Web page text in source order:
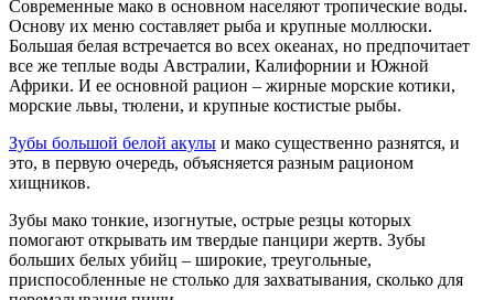
Современные мако в основном населяют тропические воды.
Основу их меню составляет рыба и крупные моллюски.
Большая белая встречается во всех океанах, но предпочитает
все же теплые воды Австралии, Калифорнии и Южной
Африки. И ее основной рацион – жирные морские котики,
морские львы, тюлени, и крупные костистые рыбы.
Зубы большой белой акулы и мако существенно разнятся, и
это, в первую очередь, объясняется разным рационом
хищников.
Зубы мако тонкие, изогнутые, острые резцы которых
помогают открывать им твердые панцири жертв. Зубы
больших белых убийц – широкие, треугольные,
приспособленные не столько для захватывания, сколько для